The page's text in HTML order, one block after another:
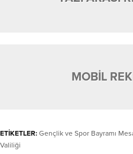
MOBİL
ETİKETLER: Gençlik ve Spor Bayramı
Valiliği